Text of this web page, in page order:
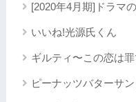
[2020年4月期]ドラマ
いいね!光源氏くん
ギルティ〜この恋は
ピーナッツバターサ